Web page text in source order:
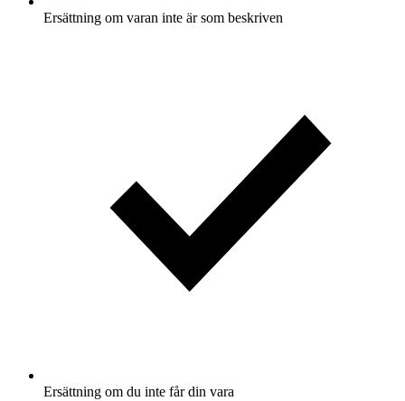
Ersättning om varan inte är som beskriven
Ersättning om du inte får din vara